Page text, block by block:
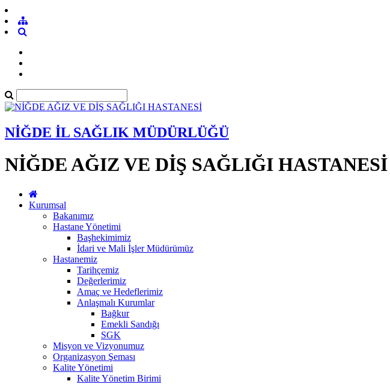
NİĞDE İL SAĞLIK MÜDÜRLÜĞÜ
NİĞDE AĞIZ VE DİŞ SAĞLIĞI HASTANESİ
Kurumsal
Bakanımız
Hastane Yönetimi
Başhekimimiz
İdari ve Mali İşler Müdürümüz
Hastanemiz
Tarihçemiz
Değerlerimiz
Amaç ve Hedeflerimiz
Anlaşmalı Kurumlar
Bağkur
Emekli Sandığı
SGK
Misyon ve Vizyonumuz
Organizasyon Şeması
Kalite Yönetimi
Kalite Yönetim Birimi